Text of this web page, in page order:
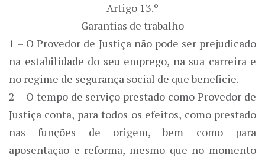
Artigo 13.º
Garantias de trabalho
1 – O Provedor de Justiça não pode ser prejudicado
na estabilidade do seu emprego, na sua carreira e
no regime de segurança social de que beneficie.
2 – O tempo de serviço prestado como Provedor de
Justiça conta, para todos os efeitos, como prestado
nas funções de origem, bem como para
aposentação e reforma, mesmo que no momento